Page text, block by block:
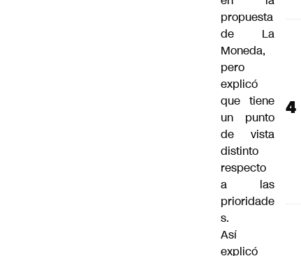
propuesta
de La
Moneda,
pero
explicó
que tiene
un punto
de vista
distinto
respecto
a las
prioridade
s.
Así
explicó